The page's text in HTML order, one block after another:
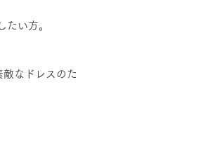
たい方。
なドレスのた